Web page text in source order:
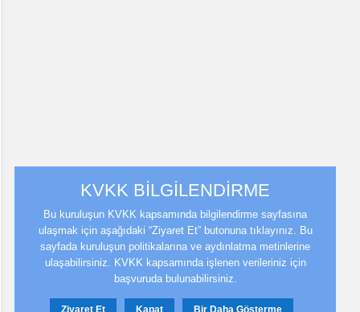
KVKK BİLGİLENDİRME
Bu kuruluşun KVKK kapsamında bilgilendirme sayfasına
ulaşmak için aşağıdaki “Ziyaret Et” butonuna tıklayınız. Bu
sayfada kuruluşun politikalarına ve aydınlatma metinlerine
ulaşabilirsiniz. KVKK kapsamında işlenen verileriniz için
başvuruda bulunabilirsiniz.
Ziyaret Et Kapat Bir Daha Gösterme